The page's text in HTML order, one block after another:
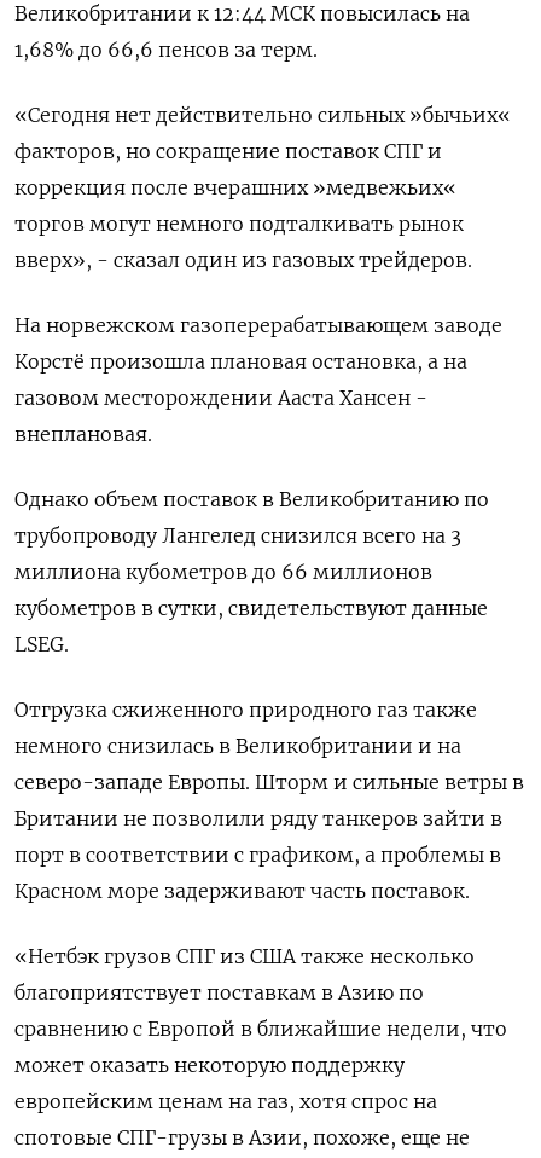
Великобритании к 12:44 МСК повысилась на
1,68% до 66,6 пенсов за терм.
«Сегодня нет действительно сильных »бычьих«
факторов, но сокращение поставок СПГ и
коррекция после вчерашних »медвежьих«
торгов могут немного подталкивать рынок
вверх», - сказал один из газовых трейдеров.
На норвежском газоперерабатывающем заводе
Корстё произошла плановая остановка, а на
газовом месторождении Ааста Хансен -
внеплановая.
Однако объем поставок в Великобританию по
трубопроводу Лангелед снизился всего на 3
миллиона кубометров до 66 миллионов
кубометров в сутки, свидетельствуют данные
LSEG.
Отгрузка сжиженного природного газ также
немного снизилась в Великобритании и на
северо-западе Европы. Шторм и сильные ветры в
Британии не позволили ряду танкеров зайти в
порт в соответствии с графиком, а проблемы в
Красном море задерживают часть поставок.
«Нетбэк грузов СПГ из США также несколько
благоприятствует поставкам в Азию по
сравнению с Европой в ближайшие недели, что
может оказать некоторую поддержку
европейским ценам на газ, хотя спрос на
спотовые СПГ-грузы в Азии, похоже, еще не